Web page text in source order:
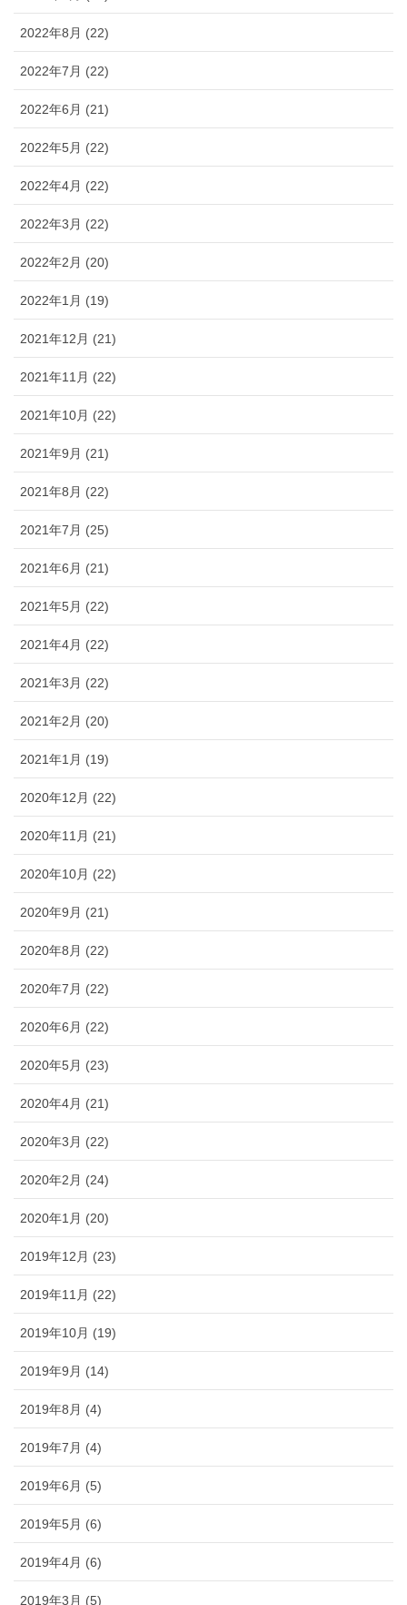
2022年8月 (22)
2022年7月 (22)
2022年6月 (21)
2022年5月 (22)
2022年4月 (22)
2022年3月 (22)
2022年2月 (20)
2022年1月 (19)
2021年12月 (21)
2021年11月 (22)
2021年10月 (22)
2021年9月 (21)
2021年8月 (22)
2021年7月 (25)
2021年6月 (21)
2021年5月 (22)
2021年4月 (22)
2021年3月 (22)
2021年2月 (20)
2021年1月 (19)
2020年12月 (22)
2020年11月 (21)
2020年10月 (22)
2020年9月 (21)
2020年8月 (22)
2020年7月 (22)
2020年6月 (22)
2020年5月 (23)
2020年4月 (21)
2020年3月 (22)
2020年2月 (24)
2020年1月 (20)
2019年12月 (23)
2019年11月 (22)
2019年10月 (19)
2019年9月 (14)
2019年8月 (4)
2019年7月 (4)
2019年6月 (5)
2019年5月 (6)
2019年4月 (6)
2019年3月 (5)